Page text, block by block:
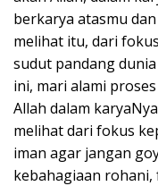
berkarya atasmu
melihat itu, dari
sudut pandang
ini, mari alami
Allah dalam
melihat dari fokus
iman agar jangan
kebahagiaan rohani,